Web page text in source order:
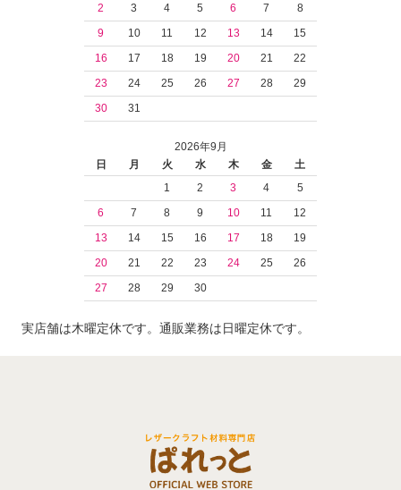
2
3 4 5 6 7
8
9
10 11 12 13 14
15
16
17 18 19 20 21
22
23
24 25 26 27 28
29
30
31
2026年9月
日
月 火 水 木 金
土
1
2 3 4
5
6
7 8 9 10 11
12
13
14 15 16 17 18
19
20
21 22 23 24 25
26
27
28 29 30
実店舗は木曜定休です。通販業務は日曜定休です。